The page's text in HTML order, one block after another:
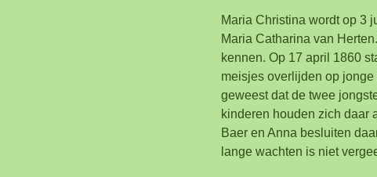
Maria Christina wordt op 3
Maria Catharina van
kennen. Op 17 april 1860
meisjes overlijden op
geweest dat de twee
kinderen houden zich daar
Baer en Anna besluiten
lange wachten is niet